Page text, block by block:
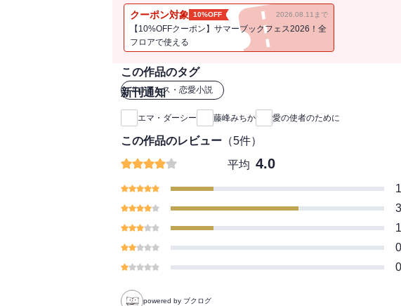
クーポン対象 10%OFF 2026.08.11まで
【10%OFFクーポン】サマーブックフェス2026！全
フロアで使える
この作品のタグ
#ロマンス・恋愛小説
新刊通知
エマ・ダーシー 藤峰みちか 愛の使者のために
この作品のレビュー （5件）
平均 4.0
1
3
1
0
0
powered by ブクログ